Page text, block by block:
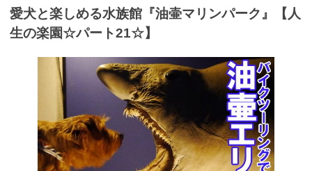
愛犬と楽しめる水族館『油壷マリンパーク』【人
生の楽園☆パート21☆】